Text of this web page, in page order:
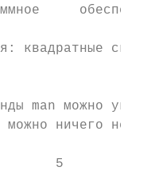
квадратные
man можно
ничего не
5